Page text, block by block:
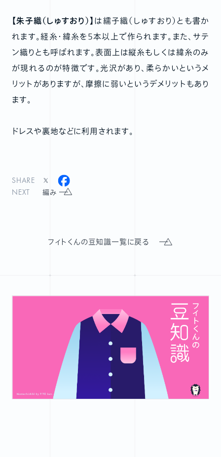
【朱子織（しゅすおり）】 は繻子織（しゅすおり）とも書か
れます。経糸・緯糸を5本以上で作られます。また、サテ
ン織りとも呼ばれます。表面上は縦糸もしくは緯糸のみ
が現れるのが特徴です。光沢があり、柔らかいというメ
リットがありますが、摩擦に弱いというデメリットもあり
ます。
ドレスや裏地などに利用されます。
SHARE
NEXT
編み
フィトくんの豆知識一覧に戻る